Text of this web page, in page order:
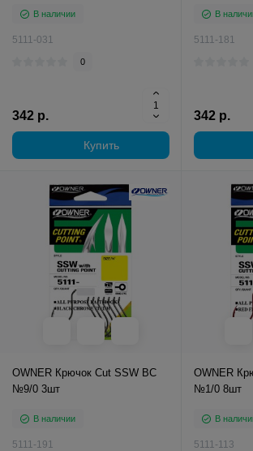
В наличии
5111-031
0
342 р.
Купить
В
5111-181
342 р.
OWNER Крючок Cut SSW BC
№9/0 3шт
В наличии
5111-191
OWNER
№1/0 8шт
В
5111-113